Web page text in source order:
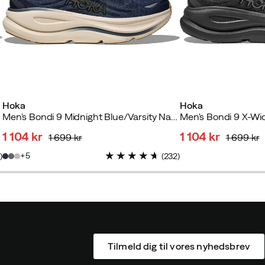
)
Hoka
Men's Bondi 9 Midnight Blue/Varsity Navy
price
1 104 kr
price
1 699 kr
5 (232)
Hoka
Men's Bondi 9 X-
price
1 104 kr
price
1 699 kr
Tilmeld dig til vores nyhedsbrev